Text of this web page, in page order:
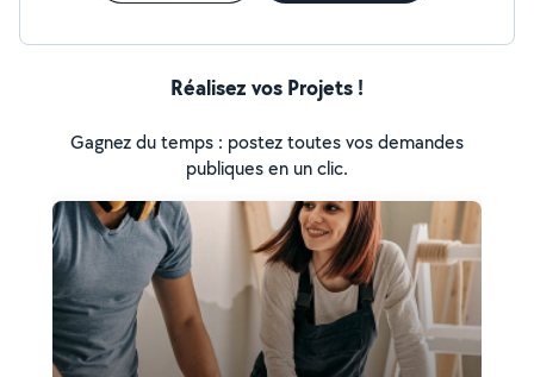
Réalisez vos Projets !
Gagnez du temps : postez toutes vos demandes
publiques en un clic.